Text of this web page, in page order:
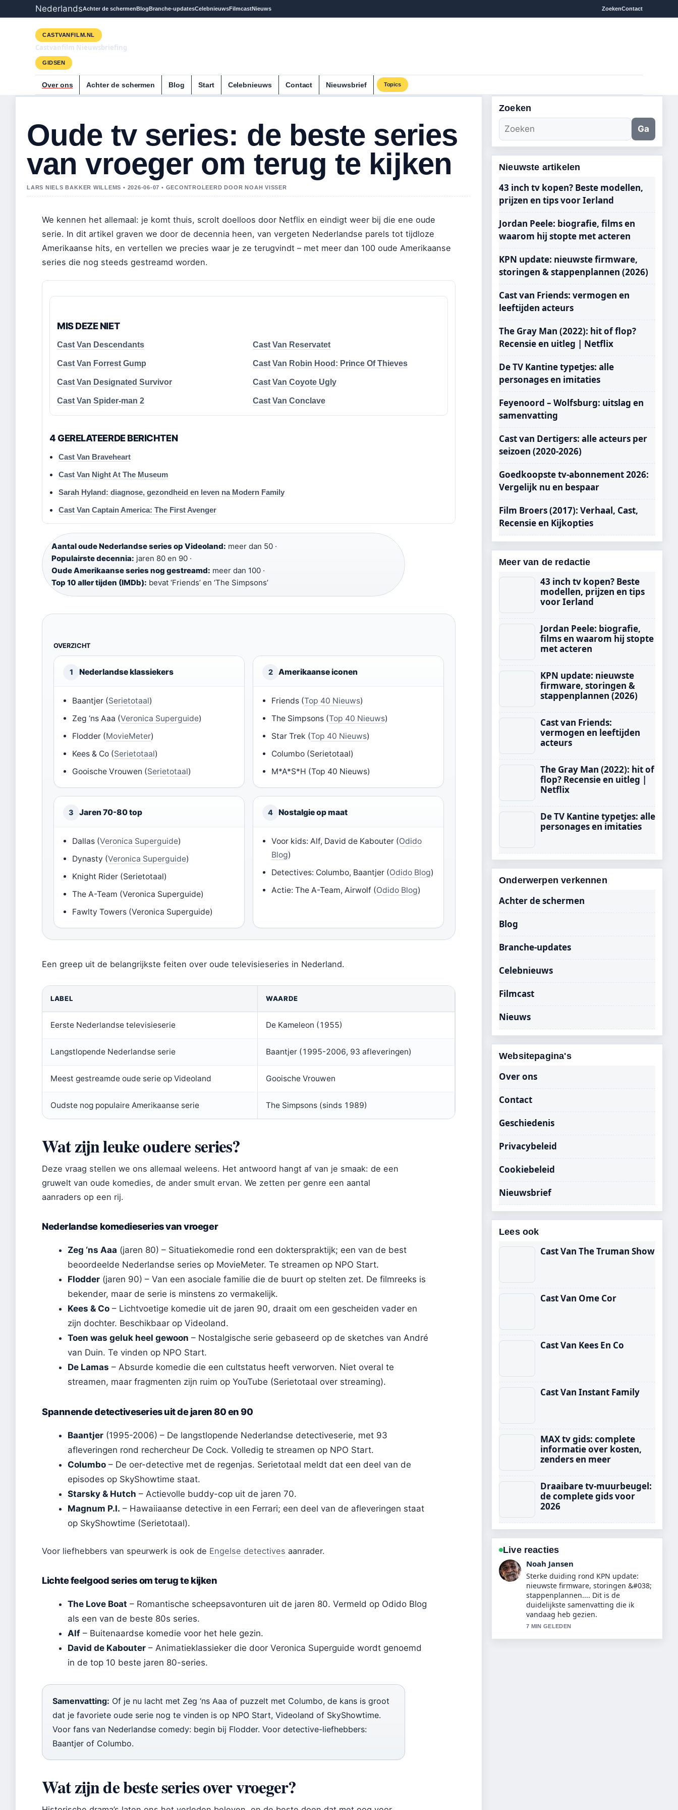
NederlandsAchter de schermenBlogBranche-updatesCelebnieuwsFilmcastNieuws ZoekenContact
CASTVANFILM.NL
Castvanfilm Nieuwsbriefing
GIDSEN
Over ons Achter de schermen Blog Start Celebnieuws Contact Nieuwsbrief Topics
Oude tv series: de beste series
van vroeger om terug te kijken
LARS NIELS BAKKER WILLEMS • 2026-06-07 • GECONTROLEERD DOOR NOAH VISSER
We kennen het allemaal: je komt thuis, scrolt doelloos door Netflix en eindigt weer bij die ene oude
serie. In dit artikel graven we door de decennia heen, van vergeten Nederlandse parels tot tijdloze
Amerikaanse hits, en vertellen we precies waar je ze terugvindt – met meer dan 100 oude Amerikaanse
series die nog steeds gestreamd worden.
MIS DEZE NIET
Cast Van Descendants Cast Van Reservatet
Cast Van Forrest Gump Cast Van Robin Hood: Prince Of Thieves
Cast Van Designated Survivor Cast Van Coyote Ugly
Cast Van Spider-man 2 Cast Van Conclave
4 GERELATEERDE BERICHTEN
Cast Van Braveheart
Cast Van Night At The Museum
Sarah Hyland: diagnose, gezondheid en leven na Modern Family
Cast Van Captain America: The First Avenger
Aantal oude Nederlandse series op Videoland: meer dan 50 ·
Populairste decennia: jaren 80 en 90 ·
Oude Amerikaanse series nog gestreamd: meer dan 100 ·
Top 10 aller tijden (IMDb): bevat ‘Friends’ en ‘The Simpsons’
OVERZICHT
1 Nederlandse klassiekers
Baantjer (Serietotaal)
Zeg ‘ns Aaa (Veronica Superguide)
Flodder (MovieMeter)
Kees & Co (Serietotaal)
Gooische Vrouwen (Serietotaal)
2 Amerikaanse iconen
Friends (Top 40 Nieuws)
The Simpsons (Top 40 Nieuws)
Star Trek (Top 40 Nieuws)
Columbo (Serietotaal)
M*A*S*H (Top 40 Nieuws)
3 Jaren 70-80 top
Dallas (Veronica Superguide)
Dynasty (Veronica Superguide)
Knight Rider (Serietotaal)
The A-Team (Veronica Superguide)
Fawlty Towers (Veronica Superguide)
4 Nostalgie op maat
Voor kids: Alf, David de Kabouter (Odido
Blog)
Detectives: Columbo, Baantjer (Odido Blog)
Actie: The A-Team, Airwolf (Odido Blog)
Een greep uit de belangrijkste feiten over oude televisieseries in Nederland.
LABEL WAARDE
Eerste Nederlandse televisieserie De Kameleon (1955)
Langstlopende Nederlandse serie Baantjer (1995-2006, 93 afleveringen)
Meest gestreamde oude serie op Videoland Gooische Vrouwen
Oudste nog populaire Amerikaanse serie The Simpsons (sinds 1989)
Wat zijn leuke oudere series?
Deze vraag stellen we ons allemaal weleens. Het antwoord hangt af van je smaak: de een
gruwelt van oude komedies, de ander smult ervan. We zetten per genre een aantal
aanraders op een rij.
Nederlandse komedieseries van vroeger
Zeg ‘ns Aaa (jaren 80) – Situatiekomedie rond een dokterspraktijk; een van de best
beoordeelde Nederlandse series op MovieMeter. Te streamen op NPO Start.
Flodder (jaren 90) – Van een asociale familie die de buurt op stelten zet. De filmreeks is
bekender, maar de serie is minstens zo vermakelijk.
Kees & Co – Lichtvoetige komedie uit de jaren 90, draait om een gescheiden vader en
zijn dochter. Beschikbaar op Videoland.
Toen was geluk heel gewoon – Nostalgische serie gebaseerd op de sketches van André
van Duin. Te vinden op NPO Start.
De Lamas – Absurde komedie die een cultstatus heeft verworven. Niet overal te
streamen, maar fragmenten zijn ruim op YouTube (Serietotaal over streaming).
Spannende detectiveseries uit de jaren 80 en 90
Baantjer (1995-2006) – De langstlopende Nederlandse detectiveserie, met 93
afleveringen rond rechercheur De Cock. Volledig te streamen op NPO Start.
Columbo – De oer-detective met de regenjas. Serietotaal meldt dat een deel van de
episodes op SkyShowtime staat.
Starsky & Hutch – Actievolle buddy-cop uit de jaren 70.
Magnum P.I. – Hawaiiaanse detective in een Ferrari; een deel van de afleveringen staat
op SkyShowtime (Serietotaal).
Voor liefhebbers van speurwerk is ook de Engelse detectives aanrader.
Lichte feelgood series om terug te kijken
The Love Boat – Romantische scheepsavonturen uit de jaren 80. Vermeld op Odido Blog
als een van de beste 80s series.
Alf – Buitenaardse komedie voor het hele gezin.
David de Kabouter – Animatieklassieker die door Veronica Superguide wordt genoemd
in de top 10 beste jaren 80-series.
Samenvatting: Of je nu lacht met Zeg ‘ns Aaa of puzzelt met Columbo, de kans is groot
dat je favoriete oude serie nog te vinden is op NPO Start, Videoland of SkyShowtime.
Voor fans van Nederlandse comedy: begin bij Flodder. Voor detective-liefhebbers:
Baantjer of Columbo.
Wat zijn de beste series over vroeger?
Zoeken
Ga
Nieuwste artikelen
43 inch tv kopen? Beste modellen,
prijzen en tips voor Ierland
Jordan Peele: biografie, films en
waarom hij stopte met acteren
KPN update: nieuwste firmware,
storingen & stappenplannen (2026)
Cast van Friends: vermogen en
leeftijden acteurs
The Gray Man (2022): hit of flop?
Recensie en uitleg | Netflix
De TV Kantine typetjes: alle
personages en imitaties
Feyenoord – Wolfsburg: uitslag en
samenvatting
Cast van Dertigers: alle acteurs per
seizoen (2020-2026)
Goedkoopste tv-abonnement 2026:
Vergelijk nu en bespaar
Film Broers (2017): Verhaal, Cast,
Recensie en Kijkopties
Meer van de redactie
43 inch tv kopen? Beste
modellen, prijzen en tips
voor Ierland
Jordan Peele: biografie,
films en waarom hij stopte
met acteren
KPN update: nieuwste
firmware, storingen &
stappenplannen (2026)
Cast van Friends:
vermogen en leeftijden
acteurs
The Gray Man (2022): hit of
flop? Recensie en uitleg |
Netflix
De TV Kantine typetjes: alle
personages en imitaties
Onderwerpen verkennen
Achter de schermen
Blog
Branche-updates
Celebnieuws
Filmcast
Nieuws
Websitepagina's
Over ons
Contact
Geschiedenis
Privacybeleid
Cookiebeleid
Nieuwsbrief
Lees ook
Cast Van The Truman Show
Cast Van Ome Cor
Cast Van Kees En Co
Cast Van Instant Family
MAX tv gids: complete
informatie over kosten,
zenders en meer
Draaibare tv-muurbeugel:
de complete gids voor
2026
Live reacties
Lotte de Boer
Volg 43 inch tv kopen? Beste
modellen, prijzen... nauwlettend –
waardeer de rustige en evenwichtige
toon.
9 MIN GELEDEN